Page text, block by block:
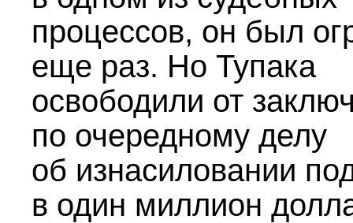
процессов, он был
еще раз. Но Тупака
освободили от
по очередному делу
об изнасиловании
в один миллион